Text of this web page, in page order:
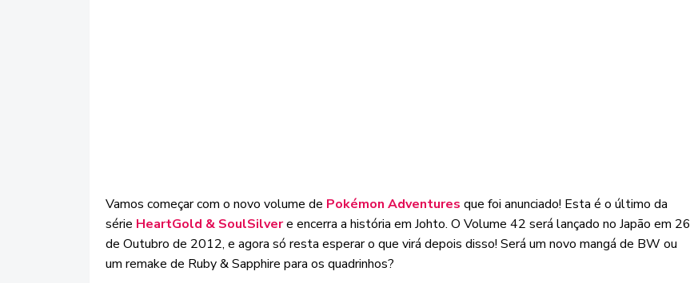
Vamos começar com o novo volume de Pokémon Adventures que foi anunciado! Esta é o último da
série HeartGold & SoulSilvere encerra a história em Johto. O Volume 42 será lançado no Japão em 26
de Outubro de 2012, e agora só resta esperar o que virá depois disso! Será um novo mangá de BW ou
um remake de Ruby & Sapphire para os quadrinhos?